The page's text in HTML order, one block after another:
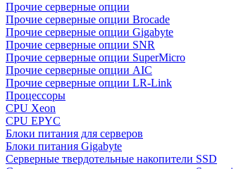
Прочие серверные опции
Прочие серверные опции Brocade
Прочие серверные опции Gigabyte
Прочие серверные опции SNR
Прочие серверные опции SuperMicro
Прочие серверные опции AIC
Прочие серверные опции LR-Link
Процессоры
CPU Xeon
CPU EPYC
Блоки питания для серверов
Блоки питания Gigabyte
Серверные твердотельные накопители SSD